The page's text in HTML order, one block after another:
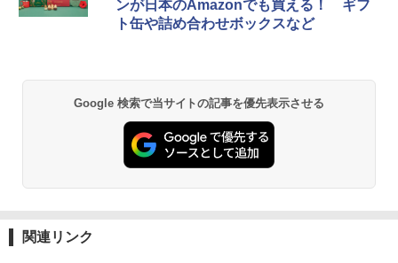
ンが日本のAmazonでも買える！ ギフ
ト缶や詰め合わせボックスなど
Google 検索で当サイトの記事を優先表示させる
関連リンク